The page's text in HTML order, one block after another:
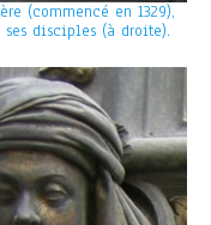
(commencé en 1329),
disciples (à droite).